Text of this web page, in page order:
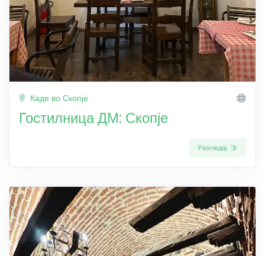
Каде во Скопје
Гостилница ДМ: Скопје
Разгледај